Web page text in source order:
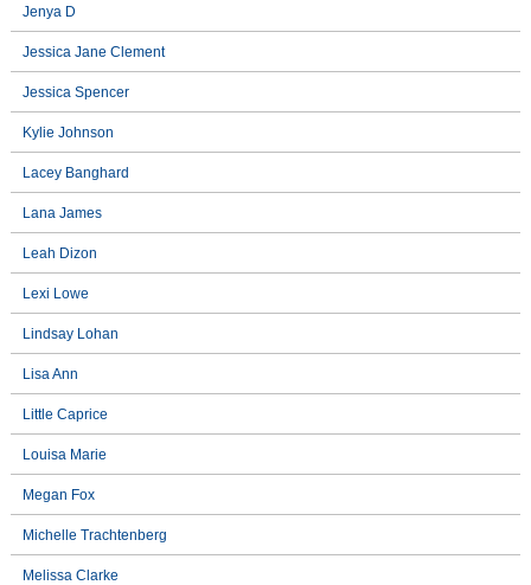
Jenya D
Jessica Jane Clement
Jessica Spencer
Kylie Johnson
Lacey Banghard
Lana James
Leah Dizon
Lexi Lowe
Lindsay Lohan
Lisa Ann
Little Caprice
Louisa Marie
Megan Fox
Michelle Trachtenberg
Melissa Clarke